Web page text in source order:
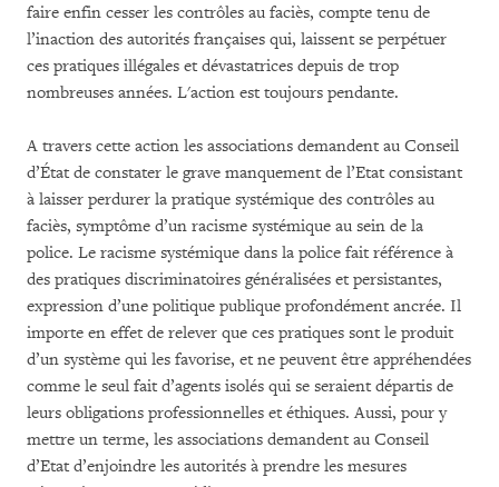
faire enfin cesser les contrôles au faciès, compte tenu de
l’inaction des autorités françaises qui, laissent se perpétuer
ces pratiques illégales et dévastatrices depuis de trop
nombreuses années. L'action est toujours pendante.
A travers cette action les associations demandent au Conseil
d’État de constater le grave manquement de l’Etat consistant
à laisser perdurer la pratique systémique des contrôles au
faciès, symptôme d’un racisme systémique au sein de la
police. Le racisme systémique dans la police fait référence à
des pratiques discriminatoires généralisées et persistantes,
expression d’une politique publique profondément ancrée. Il
importe en effet de relever que ces pratiques sont le produit
d’un système qui les favorise, et ne peuvent être appréhendées
comme le seul fait d’agents isolés qui se seraient départis de
leurs obligations professionnelles et éthiques. Aussi, pour y
mettre un terme, les associations demandent au Conseil
d’Etat d’enjoindre les autorités à prendre les mesures